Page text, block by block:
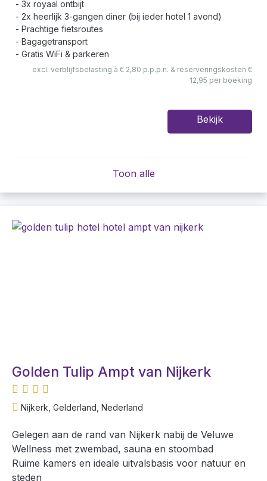
3x royaal ontbijt
2x heerlijk 3-gangen diner (bij ieder hotel 1 avond)
Prachtige fietsroutes
Bagagetransport
Gratis WiFi & parkeren
excl. verblijfsbelasting à € 2,80 p.p.p.n. & reserveringskosten €
12,95 per boeking
Bekijk
Toon alle
Golden Tulip Ampt van Nijkerk
Nijkerk, Gelderland, Nederland
Gelegen aan de rand van Nijkerk nabij de Veluwe
Wellness met zwembad, sauna en stoombad
Ruime kamers en ideale uitvalsbasis voor natuur en
steden